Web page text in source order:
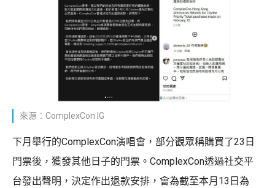
來源：ComplexCon IG
下月舉行的ComplexCon演唱會，部分觀眾稱購買了23日
門票後，獲發其他日子的門票。ComplexCon透過社交平
台發出聲明，決定作出退款安排，會為截至本月13日為